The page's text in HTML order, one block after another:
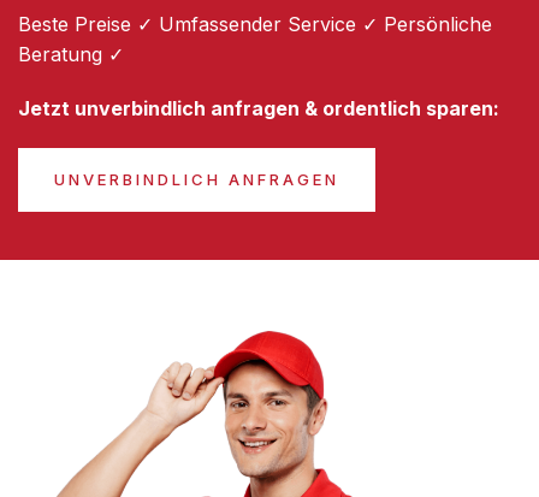
Beste Preise ✓ Umfassender Service ✓ Persönliche
Beratung ✓
Jetzt unverbindlich anfragen & ordentlich sparen:
UNVERBINDLICH ANFRAGEN